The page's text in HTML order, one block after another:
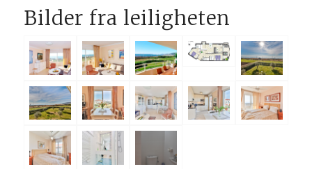
Bilder fra leiligheten